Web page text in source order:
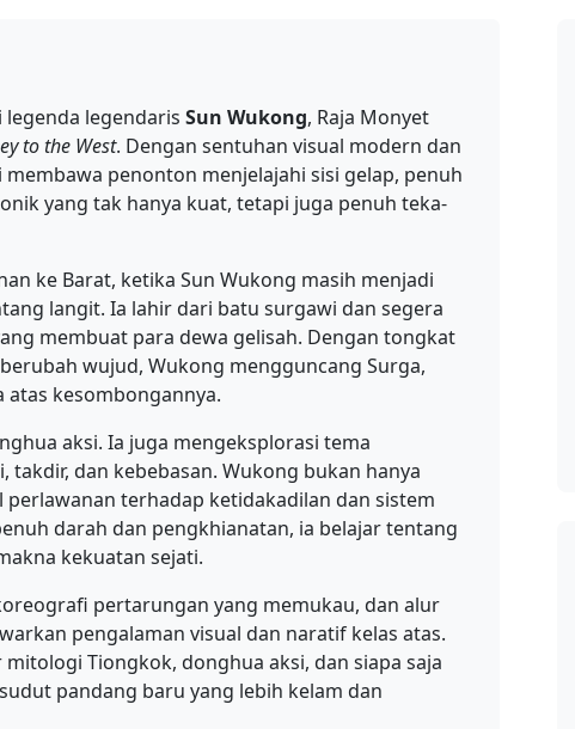
legendaris Sun Wukong, Raja Monyet
to the West. Dengan sentuhan visual modern dan
penonton menjelajahi sisi gelap, penuh
yang tak hanya kuat, tetapi juga penuh teka-
ke Barat, ketika Sun Wukong masih menjadi
langit. Ia lahir dari batu surgawi dan segera
membuat para dewa gelisah. Dengan tongkat
wujud, Wukong mengguncang Surga,
kesombongannya.
aksi. Ia juga mengeksplorasi tema
dan kebebasan. Wukong bukan hanya
terhadap ketidakadilan dan sistem
darah dan pengkhianatan, ia belajar tentang
kekuatan sejati.
pertarungan yang memukau, dan alur
pengalaman visual dan naratif kelas atas.
Tiongkok, donghua aksi, dan siapa saja
pandang baru yang lebih kelam dan